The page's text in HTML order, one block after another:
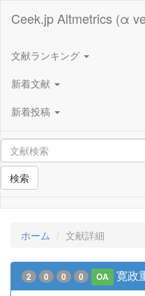
Ceek.jp Altmetrics (α
文献ランキング
新着文献
新着投稿
検索
ホーム 文献詳細
2 0 0 0 OA 寛政